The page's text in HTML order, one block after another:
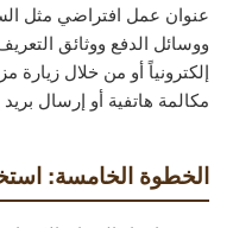
عنوان عمل افتراضي مثل
ووسائل الدفع ووثائق
إلكترونياً أو من خلال
مكالمة هاتفية أو إرسال
الخطوة الخامسة: